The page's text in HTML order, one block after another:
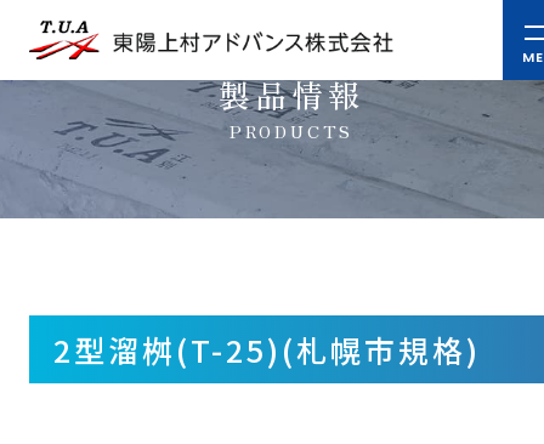
製品情報
PRODUCTS
2型溜桝(T-25)(札幌市規格)